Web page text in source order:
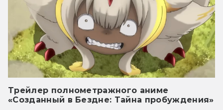
Трейлер полнометражного аниме
«Созданный в Бездне: Тайна пробуждения»